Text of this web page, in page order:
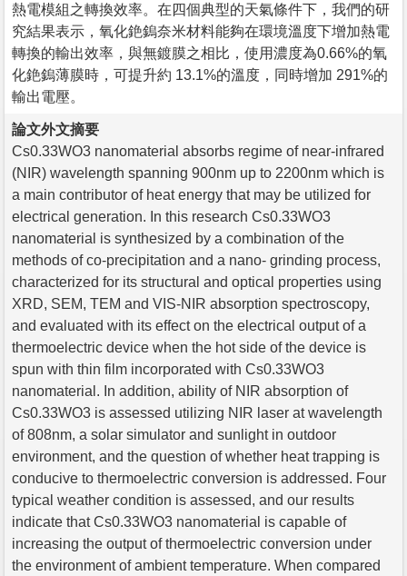
熱電模組之轉換效率。在四個典型的天氣條件下，我們的研
究結果表示，氧化銫鎢奈米材料能夠在環境溫度下增加熱電
轉換的輸出效率，與無鍍膜之相比，使用濃度為0.66%的氧
化銫鎢薄膜時，可提升約 13.1%的溫度，同時增加 291%的
輸出電壓。
論文外文摘要
Cs0.33WO3 nanomaterial absorbs regime of near-infrared
(NIR) wavelength spanning 900nm up to 2200nm which is
a main contributor of heat energy that may be utilized for
electrical generation. In this research Cs0.33WO3
nanomaterial is synthesized by a combination of the
methods of co-precipitation and a nano- grinding process,
characterized for its structural and optical properties using
XRD, SEM, TEM and VIS-NIR absorption spectroscopy,
and evaluated with its effect on the electrical output of a
thermoelectric device when the hot side of the device is
spun with thin film incorporated with Cs0.33WO3
nanomaterial. In addition, ability of NIR absorption of
Cs0.33WO3 is assessed utilizing NIR laser at wavelength
of 808nm, a solar simulator and sunlight in outdoor
environment, and the question of whether heat trapping is
conducive to thermoelectric conversion is addressed. Four
typical weather condition is assessed, and our results
indicate that Cs0.33WO3 nanomaterial is capable of
increasing the output of thermoelectric conversion under
the environment of ambient temperature. When compared